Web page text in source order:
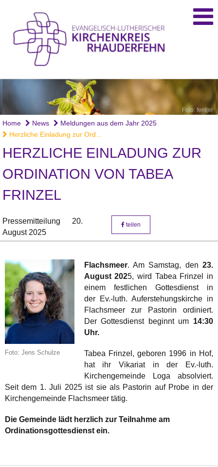
Foto: fentjer
Home News
Meldungen aus dem Jahr 2025
Herzliche Einladung zur Ord...
HERZLICHE EINLADUNG ZUR
ORDINATION VON TABEA
FRINZEL
Pressemitteilung
20.
August 2025
teilen
Foto: Jens Schulze
Flachsmeer. Am Samstag, den 23.
August 2025, wird Tabea Frinzel in
einem festlichen Gottesdienst in
der Ev.-luth. Auferstehungskirche in
Flachsmeer zur Pastorin ordiniert.
Der Gottesdienst beginnt um 14:30
Uhr.
Tabea Frinzel, geboren 1996 in Hof,
hat ihr Vikariat in der Ev.-luth.
Kirchengemeinde Loga absolviert.
Seit dem 1. Juli 2025 ist sie als Pastorin auf Probe in der
Kirchengemeinde Flachsmeer tätig.
Die Gemeinde lädt herzlich zur Teilnahme am
Ordinationsgottesdienst ein.